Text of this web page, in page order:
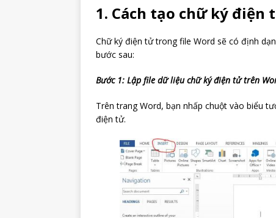
1. Cách tạo chữ ký
Chữ ký điện tử trong file Word sẽ có định
bước sau:
Bước 1: Lập file dữ liệu chữ ký điện tử trên
Trên trang Word, bạn nhấp chuột vào biểu
điện tử.